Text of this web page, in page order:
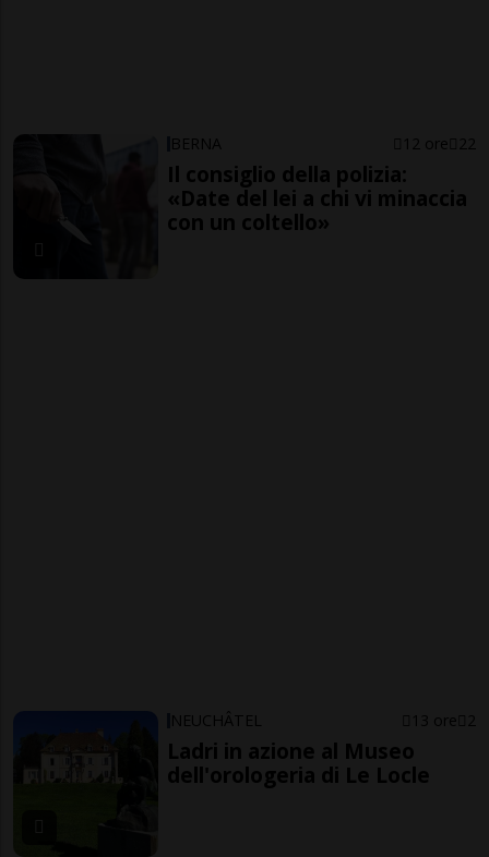
BERNA 12 ore 22
Il consiglio della polizia:
«Date del lei a chi vi minaccia
con un coltello»
NEUCHÂTEL 13 ore 2
Ladri in azione al Museo
dell'orologeria di Le Locle